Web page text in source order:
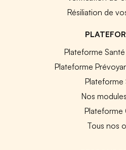
Résiliation de
Plateforme
Plateforme
Plateforme
Nos
Plateforme
Tous nos